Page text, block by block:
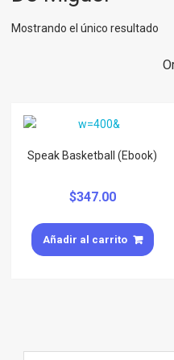
Mostrando el único resultado
Speak Basketball (Ebook)
$347.00
Añadir al carrito